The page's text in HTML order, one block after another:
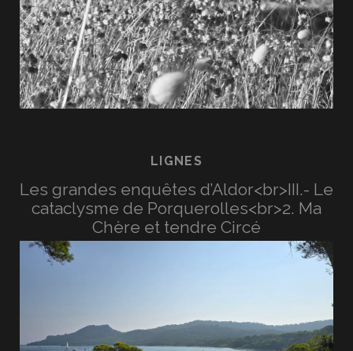
LIGNES
Les grandes enquêtes d’Aldor<br>III.- Le
cataclysme de Porquerolles<br>2. Ma
Chère et tendre Circé